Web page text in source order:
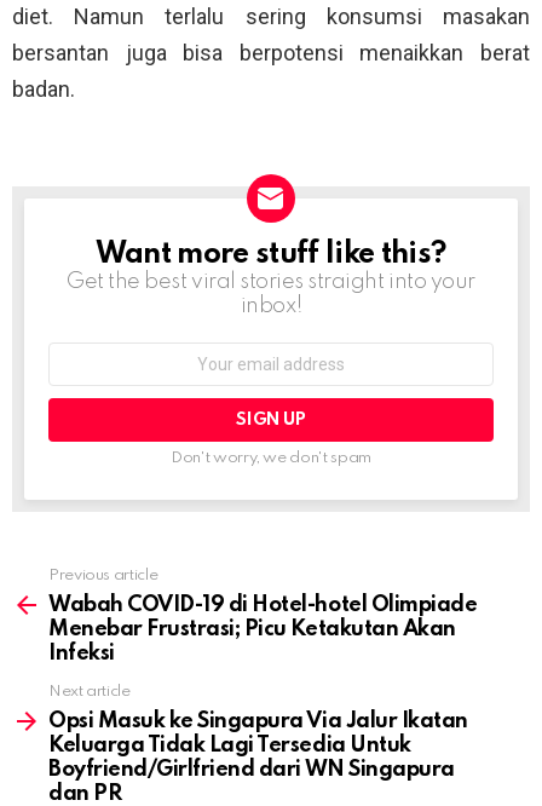
diet. Namun terlalu sering konsumsi masakan
bersantan juga bisa berpotensi menaikkan berat
badan.
NEWSLETTER
Want more stuff like this?
Get the best viral stories straight into your
inbox!
Don't worry, we don't spam
more
Previous article
Wabah COVID-19 di Hotel-hotel Olimpiade
Menebar Frustrasi; Picu Ketakutan Akan
Infeksi
Next article
Opsi Masuk ke Singapura Via Jalur Ikatan
Keluarga Tidak Lagi Tersedia Untuk
Boyfriend/Girlfriend dari WN Singapura
dan PR